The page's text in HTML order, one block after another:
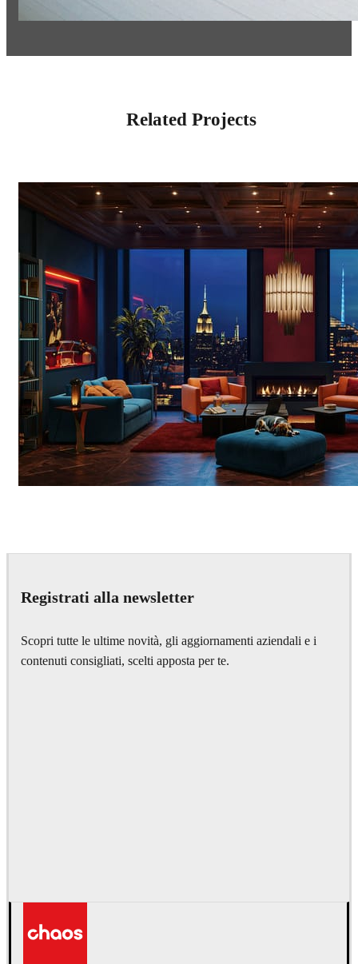
Related Projects
Registrati alla newsletter
Scopri tutte le ultime novità, gli aggiornamenti aziendali e i
contenuti consigliati, scelti apposta per te.